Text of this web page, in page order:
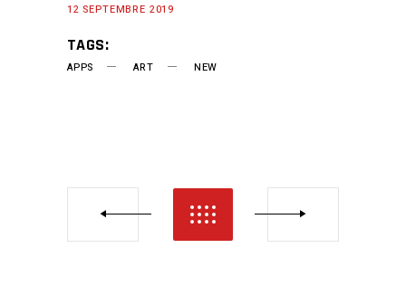
12 SEPTEMBRE 2019
TAGS:
APPS ART NEW